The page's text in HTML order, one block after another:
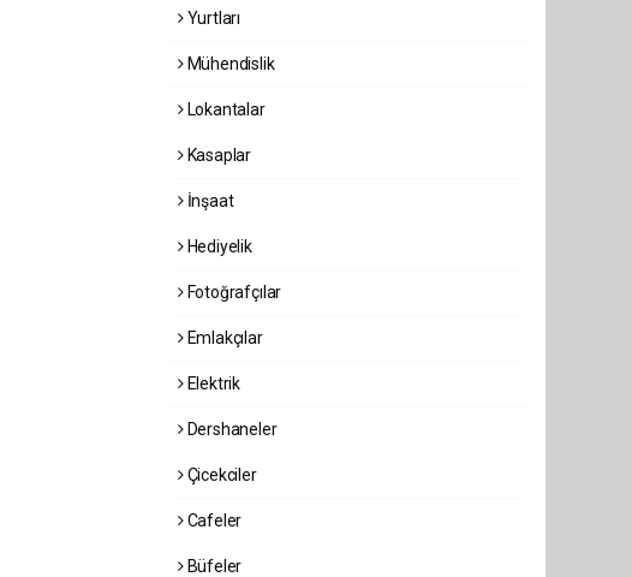
Yurtları
Mühendislik
Lokantalar
Kasaplar
İnşaat
Hediyelik
Fotoğrafçılar
Emlakçılar
Elektrik
Dershaneler
Çicekciler
Cafeler
Büfeler